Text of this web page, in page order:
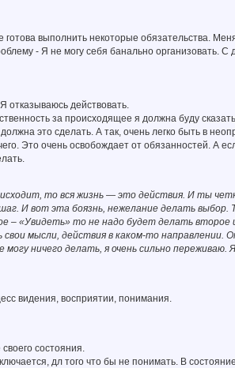
выполнить некоторые обязательства.
- Я не могу себя банально организовать. С
отказываюсь действовать.
за происходящее я должна буду
это сделать. А так, очень легко быть в
Это очень освобождает от обязанностей. А
то вся жизнь — это действия. И ты
И вот эта боязнь, нежелание делать выбор.
– «Увидеть» то не надо будет делать второе
мысли, действия в каком-то направлении.
ничего делать, я очень сильно переживаю.
видения, восприятии, понимания.
состояния.
дл того что бы не понимать. В